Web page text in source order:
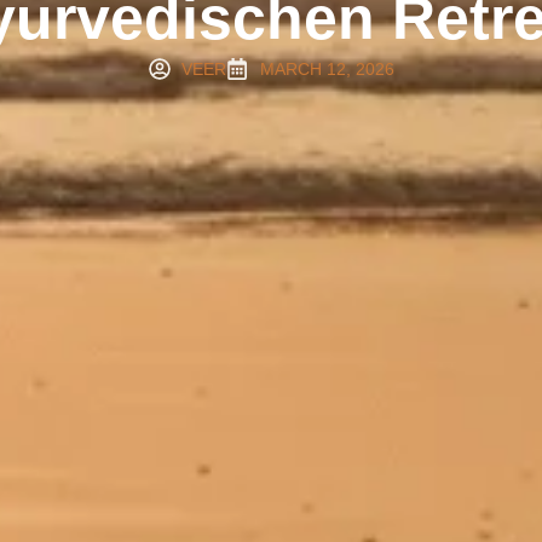
VEER MARCH 12, 2026